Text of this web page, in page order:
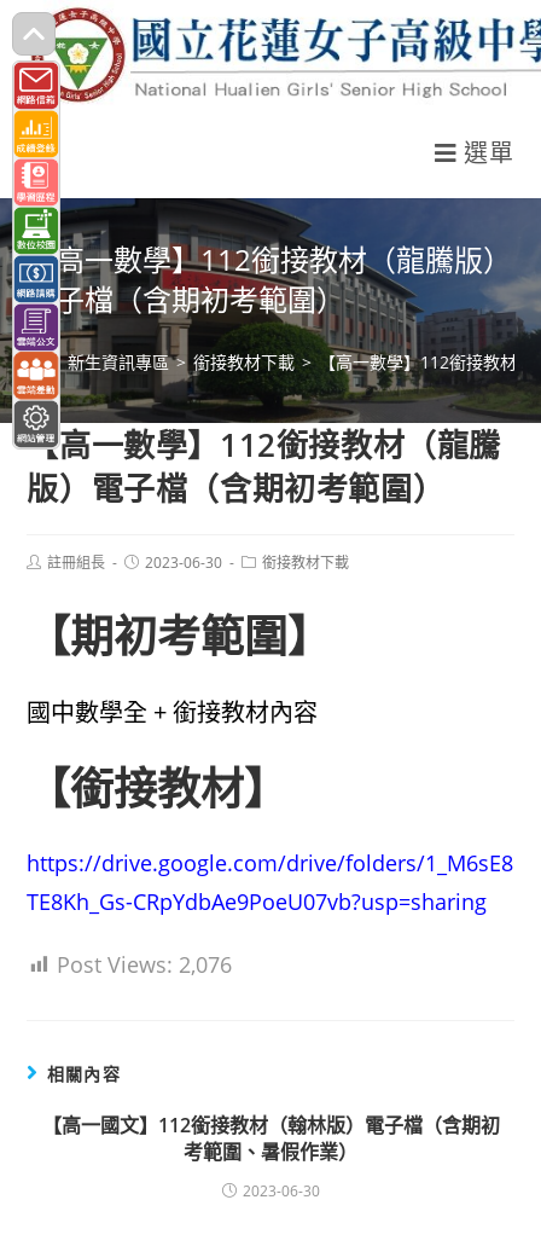
跳
轉
至
主
要
內
容
選單
【高一數學】112銜接教材（龍騰版）
電子檔（含期初考範圍）
> 新生資訊專區 > 銜接教材下載 > 【高一數學】112銜接教材
【高一數學】112銜接教材（龍騰
版）電子檔（含期初考範圍）
Post註冊組長
Post2023-06-30
Post銜接教材下載
【期初考範圍】
國中數學全 + 銜接教材內容
【銜接教材】
https://drive.google.com/drive/folders/1_M6sE8
TE8Kh_Gs-CRpYdbAe9PoeU07vb?usp=sharing
Post Views: 2,076
相關內容
【高一國文】112銜接教材（翰林版）電子檔（含期初
考範圍、暑假作業）
2023-06-30